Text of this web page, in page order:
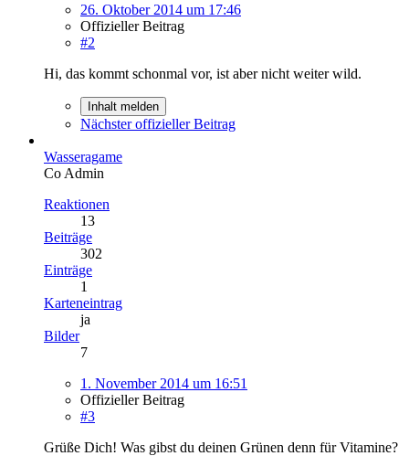
26. Oktober 2014 um 17:46
Offizieller Beitrag
#2
Hi, das kommt schonmal vor, ist aber nicht weiter wild.
Inhalt melden
Nächster offizieller Beitrag
Wasseragame
Co Admin
Reaktionen
13
Beiträge
302
Einträge
1
Karteneintrag
ja
Bilder
7
1. November 2014 um 16:51
Offizieller Beitrag
#3
Grüße Dich! Was gibst du deinen Grünen denn für Vitamine?